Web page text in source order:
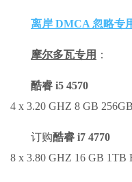
离岸 DMCA 忽略专
摩尔多瓦专用 ：
酷睿 i5 4570
4 x 3.20 GHZ 8 GB
订购酷睿 i7 4770
8 x 3.80 GHZ 16 GB 1TB